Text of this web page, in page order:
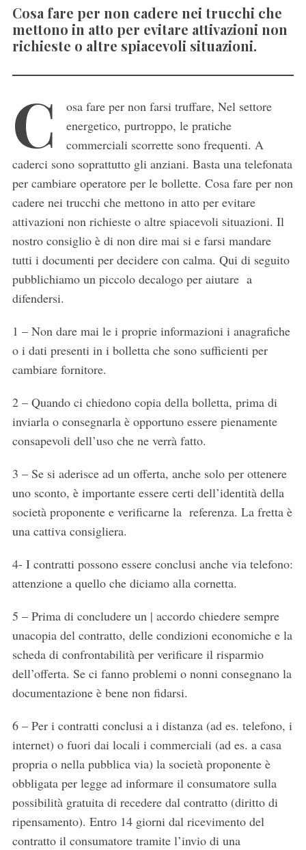
Cosa fare per non cadere nei trucchi che
mettono in atto per evitare attivazioni non
richieste o altre spiacevoli situazioni.
C
osa fare per non farsi truffare, Nel settore
energetico, purtroppo, le pratiche
commerciali scorrette sono frequenti. A
caderci sono soprattutto gli anziani. Basta una telefonata
per cambiare operatore per le bollette. Cosa fare per non
cadere nei trucchi che mettono in atto per evitare
attivazioni non richieste o altre spiacevoli situazioni. Il
nostro consiglio è di non dire mai si e farsi mandare
tutti i documenti per decidere con calma. Qui di seguito
pubblichiamo un piccolo decalogo per aiutare a
difendersi.
1 – Non dare mai le i proprie informazioni i anagrafiche
o i dati presenti in i bolletta che sono sufficienti per
cambiare fornitore.
2 – Quando ci chiedono copia della bolletta, prima di
inviarla o consegnarla è opportuno essere pienamente
consapevoli dell’uso che ne verrà fatto.
3 – Se si aderisce ad un offerta, anche solo per ottenere
uno sconto, è importante essere certi dell’identità della
società proponente e verificarne la referenza. La fretta è
una cattiva consigliera.
4- I contratti possono essere conclusi anche via telefono:
attenzione a quello che diciamo alla cornetta.
5 – Prima di concludere un | accordo chiedere sempre
unacopia del contratto, delle condizioni economiche e la
scheda di confrontabilità per verificare il risparmio
dell’offerta. Se ci fanno problemi o nonni consegnano la
documentazione è bene non fidarsi.
6 – Per i contratti conclusi a i distanza (ad es. telefono, i
internet) o fuori dai locali i commerciali (ad es. a casa
propria o nella pubblica via) la società proponente è
obbligata per legge ad informare il consumatore sulla
possibilità gratuita di recedere dal contratto (diritto di
ripensamento). Entro 14 giorni dal ricevimento del
contratto il consumatore tramite l’invio di una